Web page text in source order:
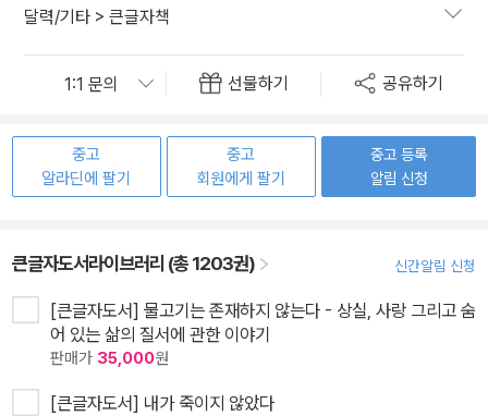
달력/기타 > 큰글자책
선물하기 공유하기
중고
알라딘에 팔기
중고
회원에게 팔기
중고 등록
알림 신청
큰글자도서라이브러리 (총 1203권) 신간알림 신청
[큰글자도서] 물고기는 존재하지 않는다 - 상실, 사랑 그리고 숨
어 있는 삶의 질서에 관한 이야기
판매가 35,000원
[큰글자도서] 내가 죽이지 않았다